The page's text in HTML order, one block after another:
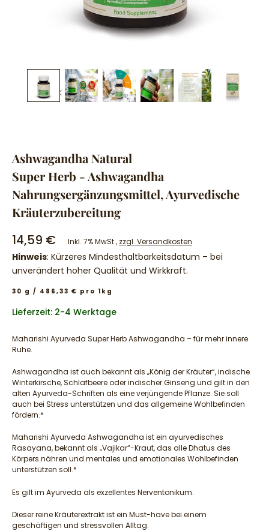
Ashwagandha Natural
Super Herb - Ashwagandha
Nahrungsergänzungsmittel, Ayurvedische
Kräuterzubereitung
14,59 € Inkl. 7% MwSt., zzgl. Versandkosten
Hinweis: Kürzeres Mindesthaltbarkeitsdatum – bei
unverändert hoher Qualität und Wirkkraft.
30 g / 486,33 € pro 1kg
Lieferzeit: 2-4 Werktage
Maharishi Ayurveda Super Herb Ashwagandha – für mehr innere
Ruhe.
Ashwagandha ist auch bekannt als „König der Kräuter“, indische
Winterkirsche, Schlafbeere oder indischer Ginseng und gilt in den
alten Ayurveda-Schriften als eine verjüngende Pflanze. Sie soll
auch bei Stress unterstützen und das allgemeine Wohlbefinden
fördern.*
Maharishi Ayurveda Ashwagandha ist ein ayurvedisches
Rasayana, bekannt als „Vajikar“-Kraut, das alle Dhatus des
Körpers nähren und mentales und emotionales Wohlbefinden
unterstützen soll.*
Es gilt im Ayurveda als exzellentes Nerventonikum.
Dieser reine Kräuterextrakt ist ein Must-have bei einem
geschäftigen und stressvollen Alltag.